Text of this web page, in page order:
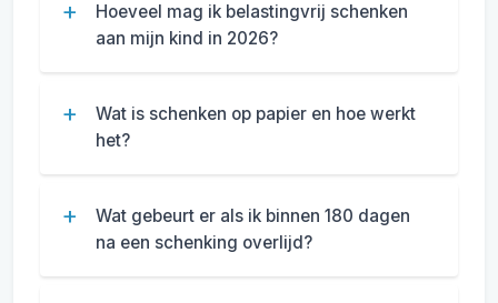
Hoeveel mag ik belastingvrij schenken
aan mijn kind in 2026?
Wat is schenken op papier en hoe werkt
het?
Wat gebeurt er als ik binnen 180 dagen
na een schenking overlijd?